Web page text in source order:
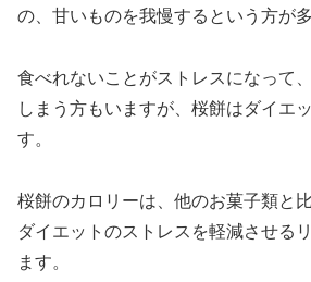
の、甘いものを我慢するという方が
食べれないことがストレスになって
しまう方もいますが、桜餅はダイエ
す。
桜餅のカロリーは、他のお菓子類と
ダイエットのストレスを軽減させる
ます。